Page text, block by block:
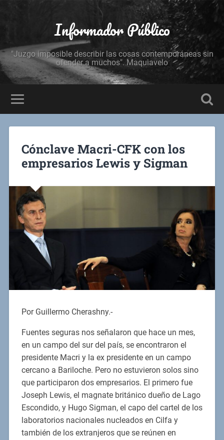
Informador Público
"Juzgo imposible describir las cosas contemporáneas sin
ofender a muchos". Maquiavelo
Cónclave Macri-CFK con los
empresarios Lewis y Sigman
Por Guillermo Cherashny.-
Fuentes seguras nos señalaron que hace un mes,
en un campo del sur del país, se encontraron el
presidente Macri y la ex presidente en un campo
cercano a Bariloche. Pero no estuvieron solos sino
que participaron dos empresarios. El primero fue
Joseph Lewis, el magnate británico dueño de Lago
Escondido, y Hugo Sigman, el capo del cartel de los
laboratorios nacionales nucleados en Cilfa y
también de los extranjeros que se reúnen en